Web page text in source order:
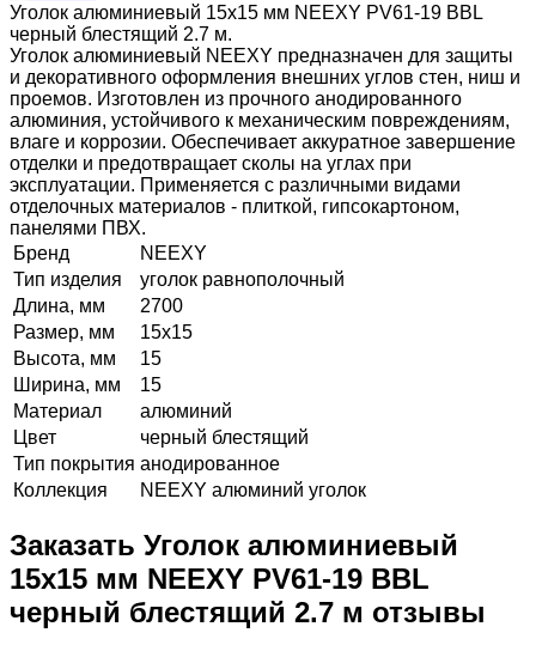
Уголок алюминиевый 15х15 мм NEEXY PV61-19 BBL
черный блестящий 2.7 м.
Уголок алюминиевый NEEXY предназначен для защиты
и декоративного оформления внешних углов стен, ниш и
проемов. Изготовлен из прочного анодированного
алюминия, устойчивого к механическим повреждениям,
влаге и коррозии. Обеспечивает аккуратное завершение
отделки и предотвращает сколы на углах при
эксплуатации. Применяется с различными видами
отделочных материалов - плиткой, гипсокартоном,
панелями ПВХ.
Бренд
NEEXY
Тип изделия
уголок равнополочный
Длина, мм
2700
Размер, мм
15х15
Высота, мм
15
Ширина, мм
15
Материал
алюминий
Цвет
черный блестящий
Тип покрытия анодированное
Коллекция
NEEXY алюминий уголок
Заказать Уголок алюминиевый
15х15 мм NEEXY PV61-19 BBL
черный блестящий 2.7 м отзывы